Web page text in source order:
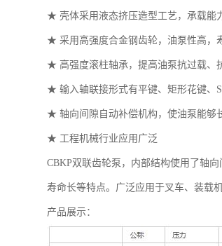
★ 壳体采用液态挤压造型工艺，承载能
★ 采用高强度合金钢齿轮，油泵性高，
★ 高强度滚柱轴承，提高油泵抗过载、
★ 输入轴联接形式有平键、矩形花键、
★ 轴向间隙自动补偿机构，使油泵能够
★ 工程机械行业应用广泛
CBKP双联齿轮泵，内部结构使用了轴
寿命长等特点。广泛应用于叉车、装载
产品展示：